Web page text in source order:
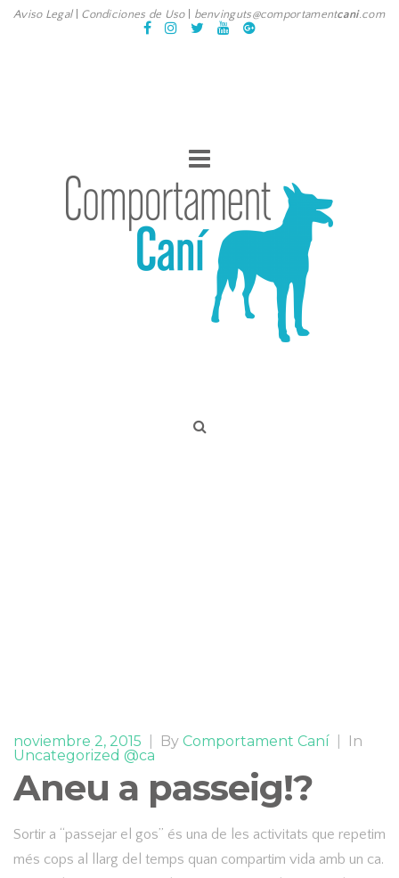
Aviso Legal| Condiciones de Uso benvinguts@comportamentcani.com
noviembre 2, 2015 By Comportament Caní
In
Uncategorized @ca
Aneu a passeig!?
Sortir a “passejar el gos” és una de les activitats que repetim
més cops al llarg del temps quan compartim vida amb un ca.